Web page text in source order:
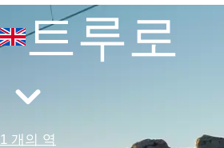
트루로
1 개의 역